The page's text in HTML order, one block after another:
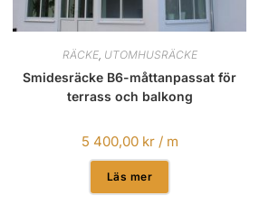
RÄCKE, UTOMHUSRÄCKE
Smidesräcke B6-måttanpassat för
terrass och balkong
5 400,00 kr/ m
Läs mer